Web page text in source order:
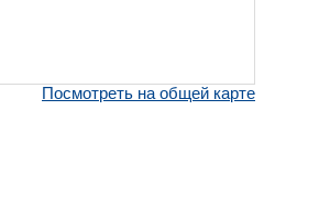
Посмотреть на общей карте